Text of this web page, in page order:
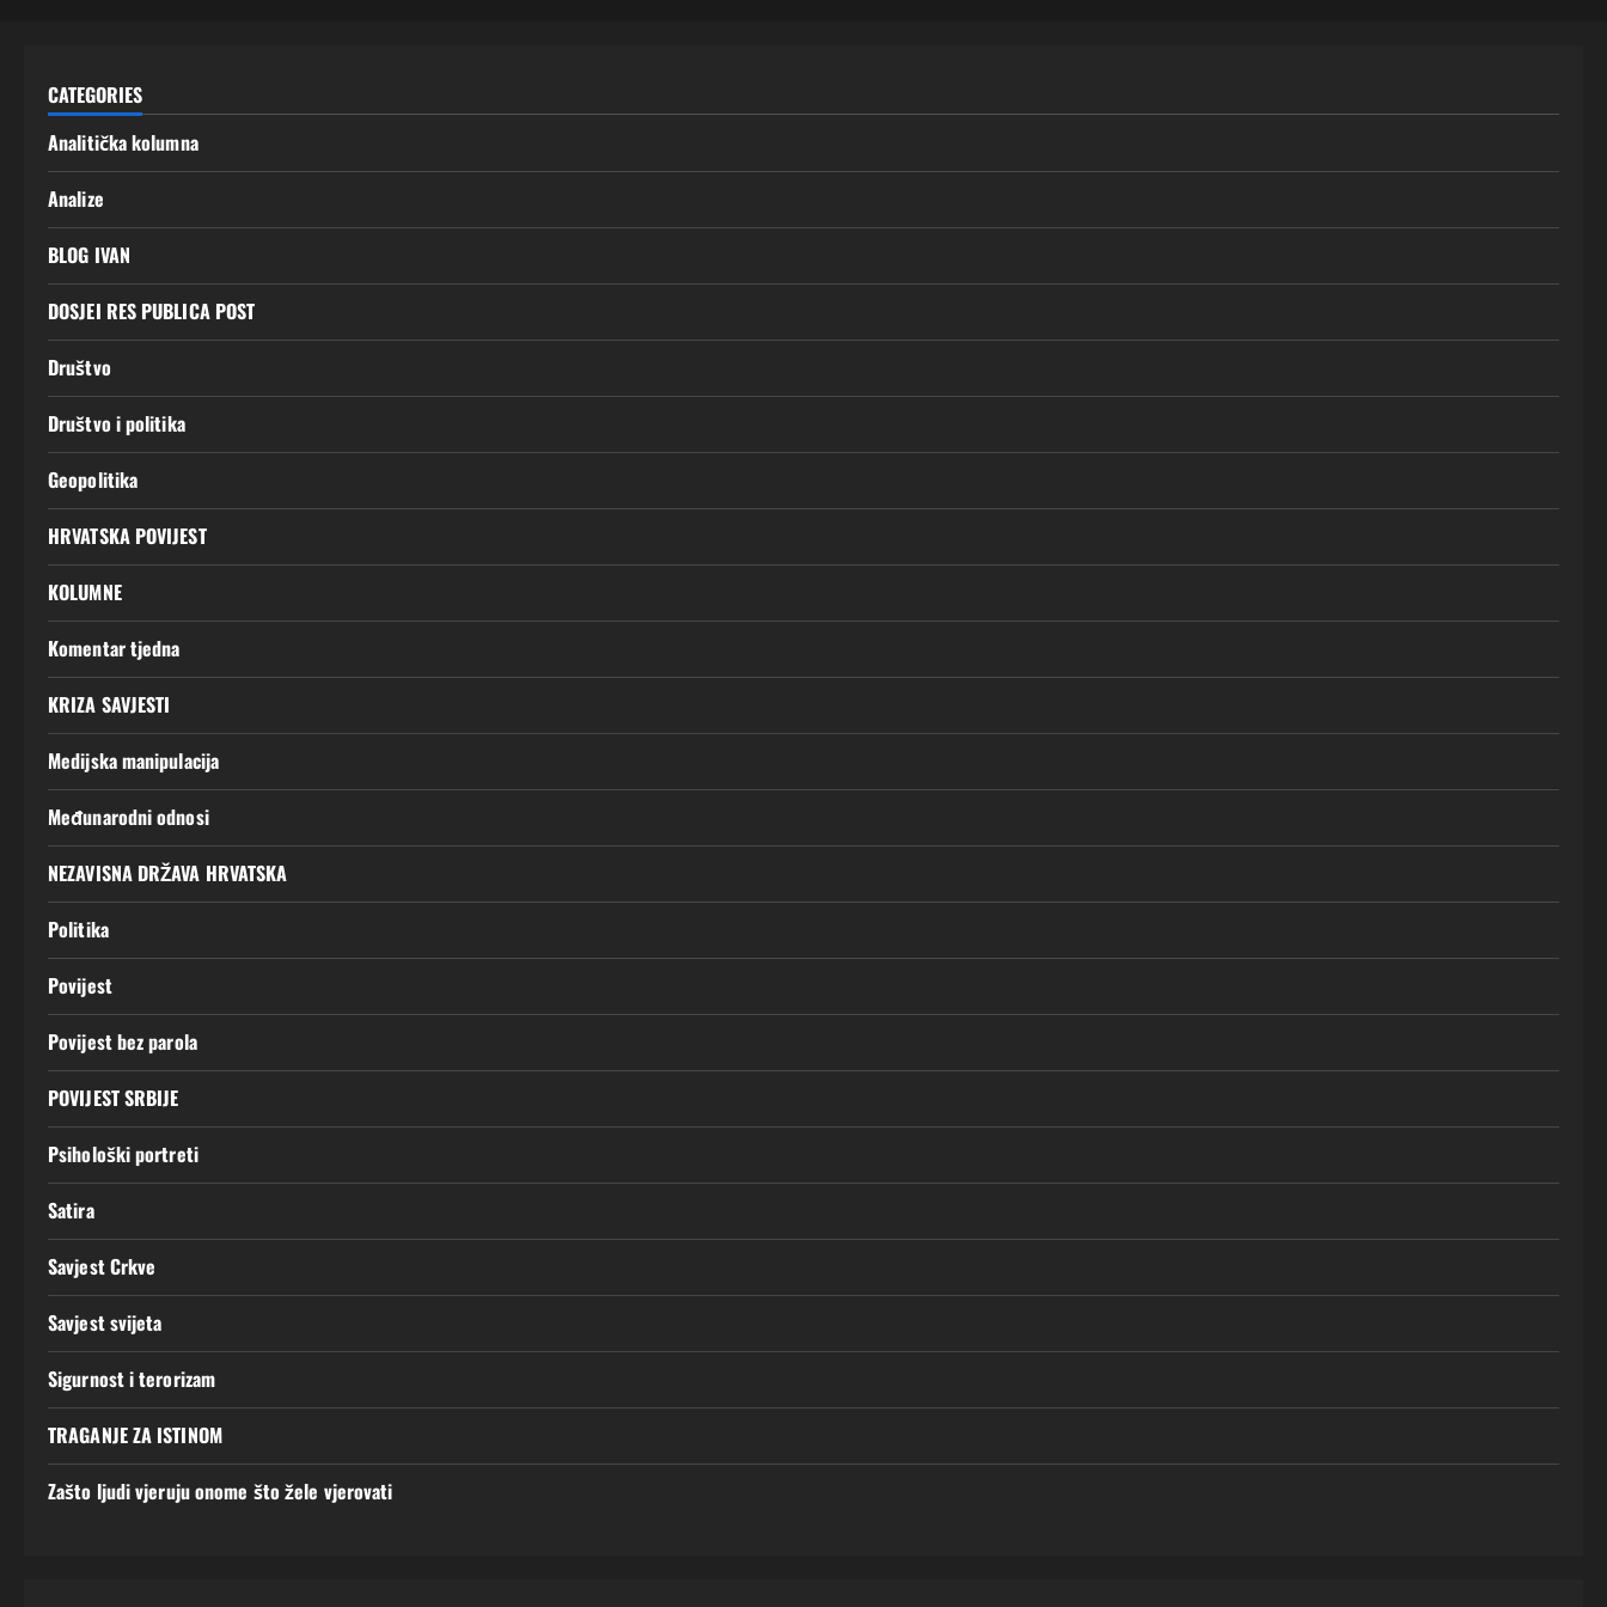
CATEGORIES
Analitička kolumna
Analize
BLOG IVAN
DOSJEI RES PUBLICA POST
Društvo
Društvo i politika
Geopolitika
HRVATSKA POVIJEST
KOLUMNE
Komentar tjedna
KRIZA SAVJESTI
Medijska manipulacija
Međunarodni odnosi
NEZAVISNA DRŽAVA HRVATSKA
Politika
Povijest
Povijest bez parola
POVIJEST SRBIJE
Psihološki portreti
Satira
Savjest Crkve
Savjest svijeta
Sigurnost i terorizam
TRAGANJE ZA ISTINOM
Zašto ljudi vjeruju onome što žele vjerovati